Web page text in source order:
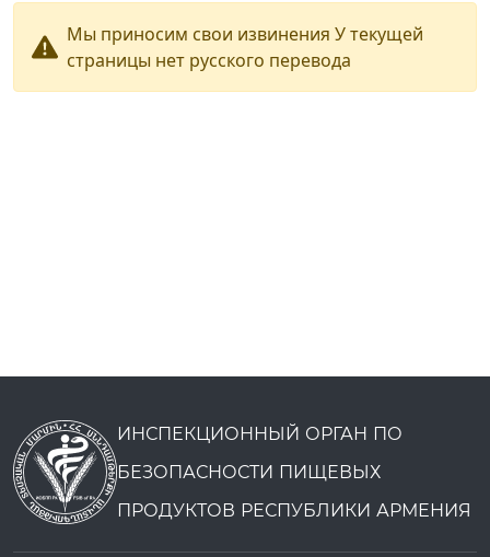
Мы приносим свои извинения У текущей
страницы нет русского перевода
ИНСПЕКЦИОННЫЙ ОРГАН ПО
БЕЗОПАСНОСТИ ПИЩЕВЫХ
ПРОДУКТОВ РЕСПУБЛИКИ АРМЕНИЯ